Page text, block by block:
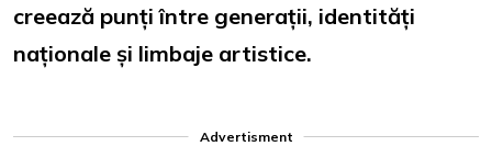
creează punți între generații, identități
naționale și limbaje artistice.
Advertisment